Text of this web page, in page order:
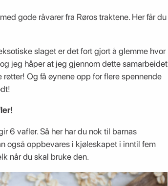
gode råvarer fra Røros traktene. Her får du
slaget er det fort gjort å glemme hvor
jeg håper at jeg gjennom dette samarbeidet
Og få øynene opp for flere spennende
6 vafler. Så her har du nok til barnas
også oppbevares i kjøleskapet i inntil fem
når du skal bruke den.